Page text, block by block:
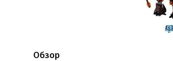
Обзор